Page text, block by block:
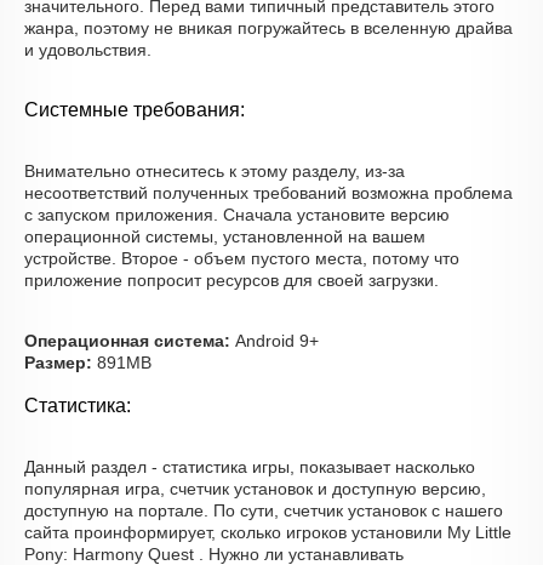
значительного. Перед вами типичный представитель этого
жанра, поэтому не вникая погружайтесь в вселенную драйва
и удовольствия.
Системные требования:
Внимательно отнеситесь к этому разделу, из-за
несоответствий полученных требований возможна проблема
с запуском приложения. Сначала установите версию
операционной системы, установленной на вашем
устройстве. Второе - объем пустого места, потому что
приложение попросит ресурсов для своей загрузки.
Операционная система: Android 9+
Размер: 891MB
Статистика:
Данный раздел - статистика игры, показывает насколько
популярная игра, счетчик установок и доступную версию,
доступную на портале. По сути, счетчик установок с нашего
сайта проинформирует, сколько игроков установили My Little
Pony: Harmony Quest . Нужно ли устанавливать